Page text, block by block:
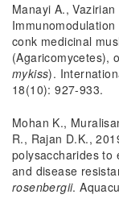
Manayi A.,
conk medicinal
(Agaricomycetes),
mykiss).
18(10): 927-933.
Mohan K.,
R., Rajan D.K.,
polysaccharides to
and disease
rosenbergii.